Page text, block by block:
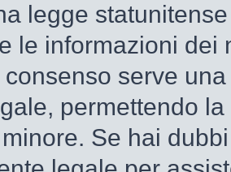
legge
le informazioni dei
serve
permettendo
Se hai